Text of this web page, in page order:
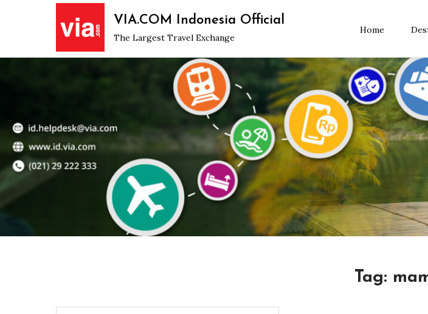
VIA.COM Indonesia Official
The Largest Travel Exchange
Home
Tag: